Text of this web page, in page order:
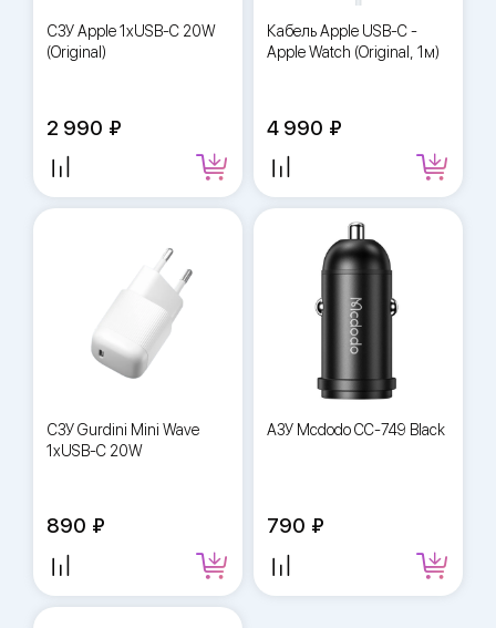
СЗУ Apple 1xUSB-C 20W
(Original)
2 990
Кабель Apple USB-C -
Apple Watch (Original, 1м)
4 990
СЗУ Gurdini Mini Wave
1xUSB-C 20W
890
АЗУ Mcdodo CC-749 Black
790